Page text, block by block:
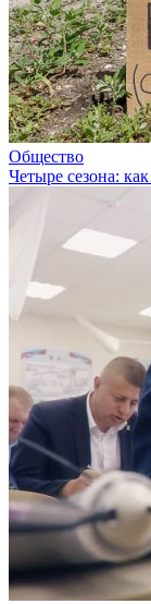
Общество
Четыре сезона: